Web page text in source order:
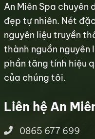
An Miên Spa chuyên
đẹp tự nhiên. Nét
nguyên liệu truyền
thành nguồn nguyên
phần tăng tính hiệu
của chúng tôi.
Liên hệ An
0865 677 699